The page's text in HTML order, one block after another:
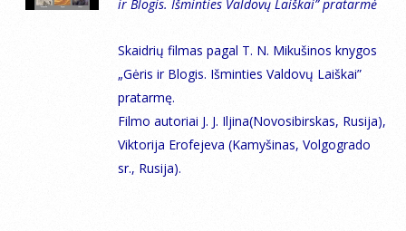
ir Blogis. Išminties Valdovų Laiškai” pratarmė
Skaidrių filmas pagal T. N. Mikušinos knygos
„Gėris ir Blogis. Išminties Valdovų Laiškai”
pratarmę.
Filmo autoriai J. J. Iljina(Novosibirskas, Rusija),
Viktorija Erofejeva (Kamyšinas, Volgogrado
sr., Rusija).